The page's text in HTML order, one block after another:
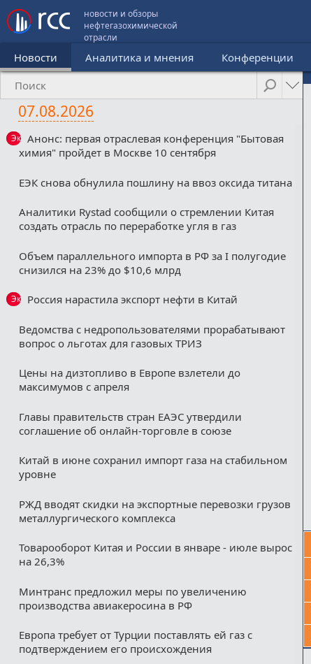
новости и обзоры
нефтегазохимической
отрасли
Новости Аналитика и мнения Конференции
07.08.2026
Эксклюзив
Анонс: первая отраслевая конференция "Бытовая
химия" пройдет в Москве 10 сентября
ЕЭК снова обнулила пошлину на ввоз оксида титана
Аналитики Rystad сообщили о стремлении Китая
создать отрасль по переработке угля в газ
Объем параллельного импорта в РФ за I полугодие
снизился на 23% до $10,6 млрд
Эксклюзив
Россия нарастила экспорт нефти в Китай
Ведомства с недропользователями прорабатывают
вопрос о льготах для газовых ТРИЗ
Цены на дизтопливо в Европе взлетели до
максимумов с апреля
Главы правительств стран ЕАЭС утвердили
соглашение об онлайн-торговле в союзе
Китай в июне сохранил импорт газа на стабильном
уровне
РЖД вводят скидки на экспортные перевозки грузов
металлургического комплекса
Товарооборот Китая и России в январе - июле вырос
на 26,3%
Минтранс предложил меры по увеличению
производства авиакеросина в РФ
Европа требует от Турции поставлять ей газ с
подтверждением его происхождения